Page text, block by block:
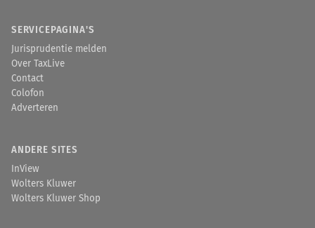
SERVICEPAGINA'S
Jurisprudentie melden
Over TaxLive
Contact
Colofon
Adverteren
ANDERE SITES
InView
Wolters Kluwer
Wolters Kluwer Shop